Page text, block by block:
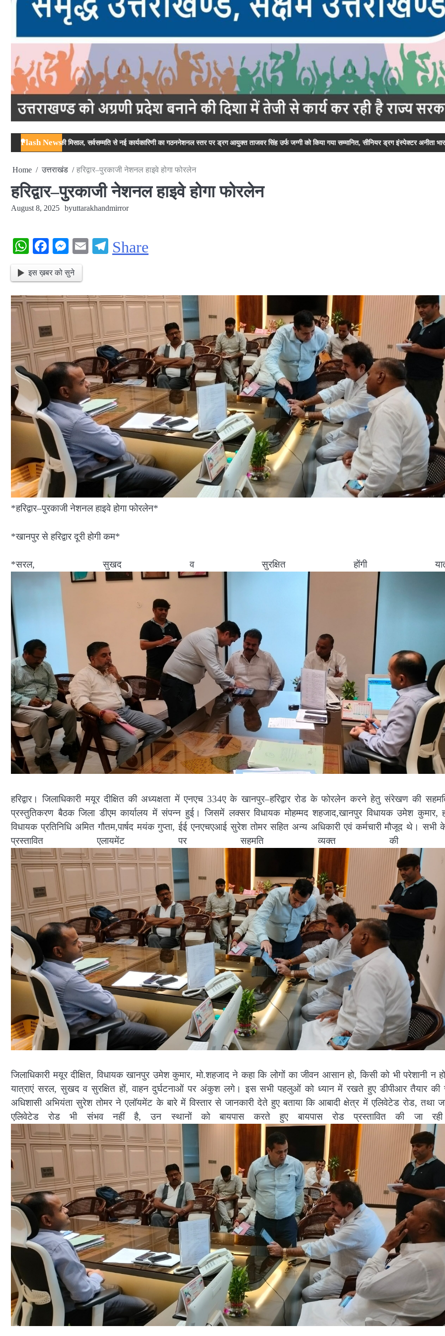
Flash News
मिसाल, सर्वसम्मति से नई कार्यकारिणी का गठननेशनल स्तर पर ड्रग आयुक्त ताजवर सिंह उर्फ जग्गी को किया गया सम्मानित, सीनियर ड्रग इंस्पेक्टर अनीता भारती और सीनियर ड्रग
Home उत्तराखंड हरिद्वार–पुरकाजी नेशनल हाइवे होगा फोरलेन
हरिद्वार–पुरकाजी नेशनल हाइवे होगा फोरलेन
August 8, 2025 byuttarakhandmirror
WhatsApp
Facebook
Messenger
EmailTelegram
Share
इस ख़बर को सुने
*हरिद्वार–पुरकाजी नेशनल हाइवे होगा फोरलेन*
*खानपुर से हरिद्वार दूरी होगी कम*
*सरल, सुखद व सुरक्षित होंगी
हरिद्वार। जिलाधिकारी मयूर दीक्षित की अध्यक्षता में एनएच 334ए के खानपुर–हरिद्वार रोड के फोरलेन करने हेतु संरेखण की
प्रस्तुतिकरण बैठक जिला डीएम कार्यालय में संपन्न हुई। जिसमें लक्सर विधायक मोहम्मद शहजाद,खानपुर विधायक उमेश कुमार,
विधायक प्रतिनिधि अमित गौतम,पार्षद मयंक गुप्ता, ईई एनएचएआई सुरेश तोमर सहित अन्य अधिकारी एवं कर्मचारी मौजूद थे। सभी के
प्रस्तावित एलायमेंट पर सहमति व्यक्त की
जिलाधिकारी मयूर दीक्षित, विधायक खानपुर उमेश कुमार, मो.शहजाद ने कहा कि लोगों का जीवन आसान हो, किसी को भी परेशानी न
यात्राएं सरल, सुखद व सुरक्षित हों, वाहन दुर्घटनाओं पर अंकुश लगे। इस सभी पहलुओं को ध्यान में रखते हुए डीपीआर तैयार की
अधिशासी अभियंता सुरेश तोमर ने एलॉयमेंट के बारे में विस्तार से जानकारी देते हुए बताया कि आबादी क्षेत्र में एलिवेटेड रोड, तथा
एलिवेटेड रोड भी संभव नहीं है, उन स्थानों को बायपास करते हुए बायपास रोड प्रस्तावित की जा